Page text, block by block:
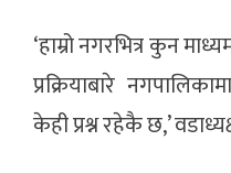
‘हाम्रो नगरभित्र कुन
प्रक्रियाबारे
केही प्रश्न रहेकै छ,’